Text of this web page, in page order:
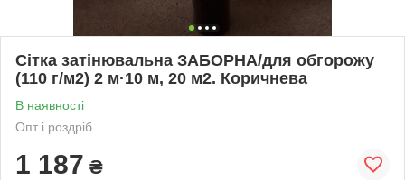
Сітка затінювальна ЗАБОРНА/для обгорожу
(110 г/м2) 2 м·10 м, 20 м2. Коричнева
В наявності
Опт і роздріб
1 187 ₴